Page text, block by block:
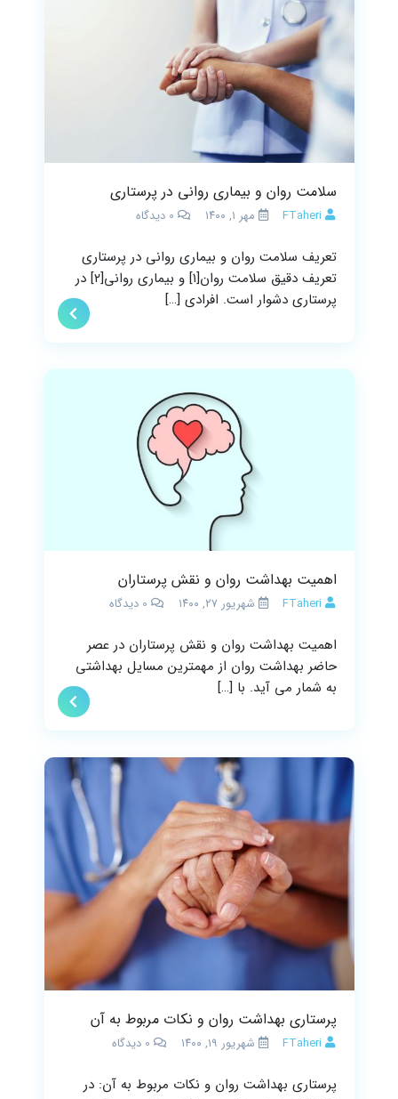
سلامت روان و بیماری روانی در پرستاری
FTaheri مهر ۱, ۱۴۰۰ 0 دیدگاه
تعریف سلامت روان و بیماری روانی در پرستاری
تعریف دقیق سلامت روان[۱] و بیماری روانی[۲] در
پرستاری دشوار است. افرادی […]
اهمیت بهداشت روان و نقش پرستاران
FTaheri شهریور ۲۷, ۱۴۰۰ 0 دیدگاه
اهمیت بهداشت روان و نقش پرستاران در عصر
حاضر بهداشت روان از مهمترین مسایل بهداشتی
به شمار می آید. با […]
پرستاری بهداشت روان و نکات مربوط به آن
FTaheri شهریور ۱۹, ۱۴۰۰ 0 دیدگاه
پرستاری بهداشت روان و نکات مربوط به آن: در